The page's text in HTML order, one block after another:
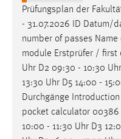
Prüfungsplan der
- 31.07.2026 ID Datum/
number of passes
module Erstprüfer / first
Uhr D2 09:30 - 10:30
13:30 Uhr D5 14:00 -
Durchgänge
pocket calculator
10:00 - 11:30 Uhr D3
Chat
Name:
MibewSessionID,
chat-frame-style-
Zweck:
Wird benötigt um die
Cookie Laufzeit:
MibewSessionID,